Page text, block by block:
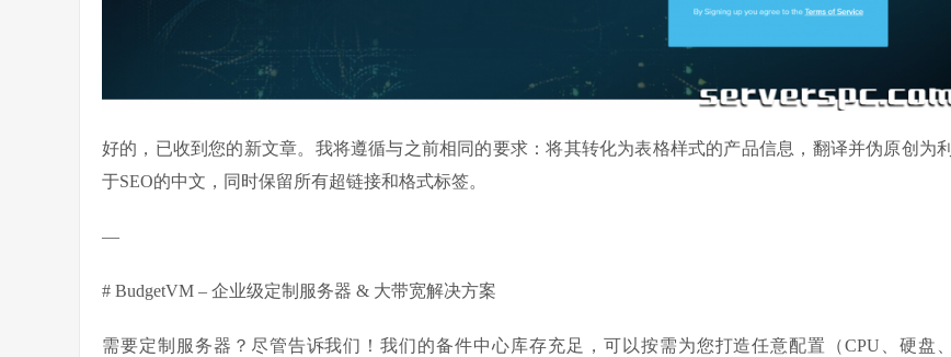
好的，已收到您的新文章。我将遵循与之前相同的要求：将其转化为表格样式的产品信息，翻译并伪原创为利
于SEO的中文，同时保留所有超链接和格式标签。
—
# BudgetVM – 企业级定制服务器 & 大带宽解决方案
需要定制服务器？尽管告诉我们！我们的备件中心库存充足，可以按需为您打造任意配置（CPU、硬盘、